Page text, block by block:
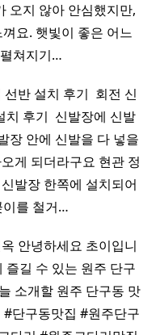
오지 않아 안심했지만,
요. 햇빛이 좋은 어느
쳐지기…
선반 설치 후기 ​ 회전 신
치 후기 ​ 신발장에 신발
장 안에 신발을 다 넣을
게 되더라구요 현관 정
발장 한쪽에 설치되어
이를 철거…
안녕하세요 초이입니
즐길 수 있는 원주 단구
소개할 원주 단구동 맛
단구동맛집 #원주단구